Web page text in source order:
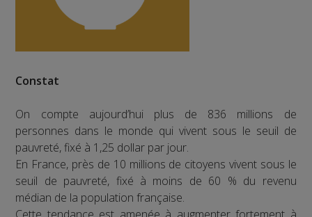
Constat
On compte aujourd’hui plus de 836 millions de
personnes dans le monde qui vivent sous le seuil de
pauvreté, fixé à 1,25 dollar par jour.
En France, près de 10 millions de citoyens vivent sous le
seuil de pauvreté, fixé à moins de 60 % du revenu
médian de la population française.